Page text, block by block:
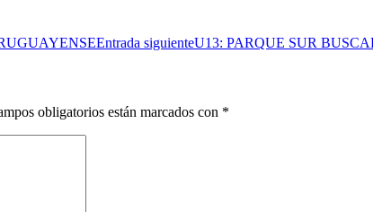
Entrada siguienteU13: PARQUE SUR
obligatorios están marcados con *